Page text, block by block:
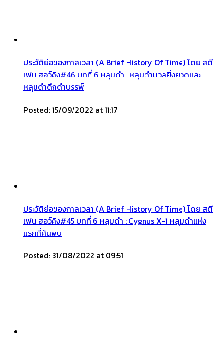
ประวัติย่อของกาลเวลา (A Brief History Of Time) โดย สตี
เฟน ฮอว์คิง#46 บทที่ 6 หลุมดำ : หลุมดำมวลยิ่งยวดและ
หลุมดำดึกดำบรรพ์
Posted: 15/09/2022 at 11:17
ประวัติย่อของกาลเวลา (A Brief History Of Time) โดย สตี
เฟน ฮอว์คิง#45 บทที่ 6 หลุมดำ : Cygnus X-1 หลุมดำแห่ง
แรกที่ค้นพบ
Posted: 31/08/2022 at 09:51